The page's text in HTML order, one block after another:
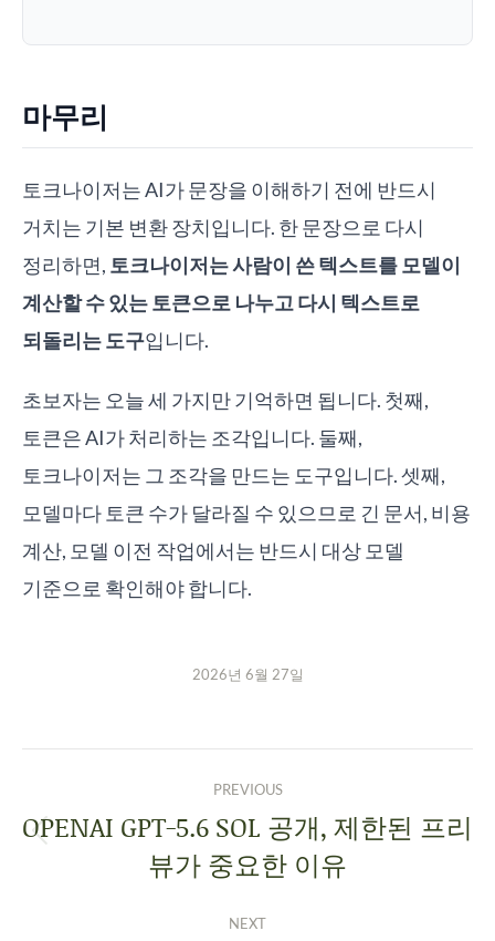
마무리
토크나이저는 AI가 문장을 이해하기 전에 반드시
거치는 기본 변환 장치입니다. 한 문장으로 다시
정리하면, 토크나이저는 사람이 쓴 텍스트를 모델이
계산할 수 있는 토큰으로 나누고 다시 텍스트로
되돌리는 도구입니다.
초보자는 오늘 세 가지만 기억하면 됩니다. 첫째,
토큰은 AI가 처리하는 조각입니다. 둘째,
토크나이저는 그 조각을 만드는 도구입니다. 셋째,
모델마다 토큰 수가 달라질 수 있으므로 긴 문서, 비용
계산, 모델 이전 작업에서는 반드시 대상 모델
기준으로 확인해야 합니다.
2026년 6월 27일
PREVIOUS
OPENAI GPT-5.6 SOL 공개, 제한된 프리
뷰가 중요한 이유
NEXT